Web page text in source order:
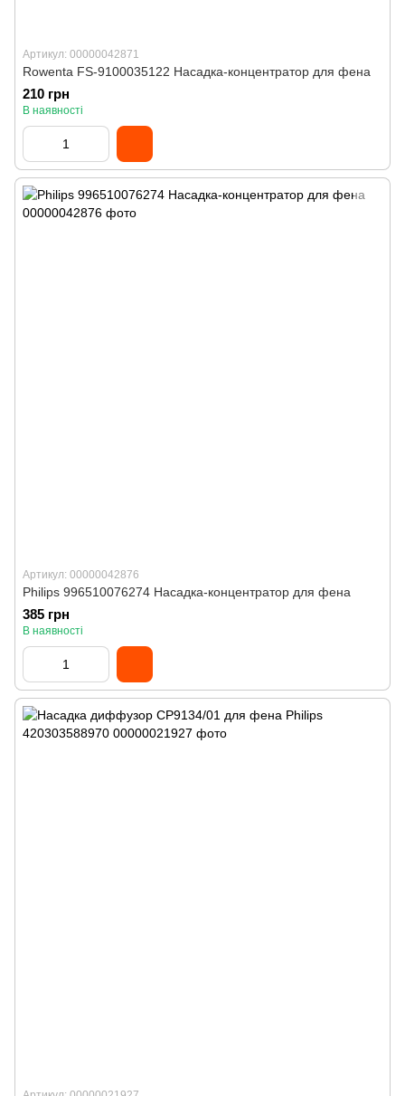
Артикул: 00000042871
Rowenta FS-9100035122 Насадка-концентратор для фена
210 грн
В наявності
Артикул: 00000042876
Philips 996510076274 Насадка-концентратор для фена
385 грн
В наявності